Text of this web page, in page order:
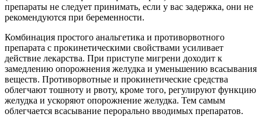
препараты не следует принимать, если у вас задержка, они не
рекомендуются при беременности.
Комбинация простого анальгетика и противорвотного
препарата с прокинетическими свойствами усиливает
действие лекарства. При приступе мигрени доходит к
замедлению опорожнения желудка и уменьшению всасывания
веществ. Противорвотные и прокинетические средства
облегчают тошноту и рвоту, кроме того, регулируют функцию
желудка и ускоряют опорожнение желудка. Тем самым
облегчается всасывание перорально вводимых препаратов.